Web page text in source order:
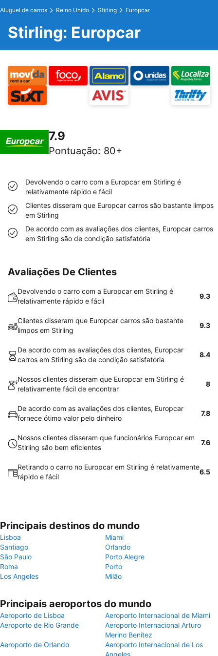
Aluguel de carros Reino Unido Stirling Europcar
Stirling: Europcar
7.9
Pontuação: 80+
Devolvendo o carro com a Europcar em Stirling é
relativamente rápido e fácil
Clientes disseram que Europcar carros são bastante limpos
em Stirling
De acordo com as avaliações dos clientes, Europcar carros
em Stirling são de condição satisfatória
Avaliações De Clientes
Devolvendo o carro com a Europcar em Stirling é
relativamente rápido e fácil
9.3
Clientes disseram que Europcar carros são bastante
limpos em Stirling
9.3
De acordo com as avaliações dos clientes, Europcar
carros em Stirling são de condição satisfatória
8.4
Nossos clientes disseram que Europcar em Stirling é
relativamente fácil de encontrar
8
De acordo com as avaliações dos clientes, Europcar
fornece ótimo valor pelo dinheiro
7.8
Nossos clientes disseram que funcionários Europcar em
Stirling são bem eficientes
7.6
Retirando o carro no Europcar em Stirling é relativamente
rápido e fácil
6.5
Principais destinos do mundo
Lisboa
Miami
Santiago
Orlando
São Paulo
Porto Alegre
Roma
Porto
Los Angeles
Milão
Principais aeroportos do mundo
Aeroporto de Lisboa
Aeroporto Internacional de Miami
Aeroporto de Rio Grande
Aeroporto Internacional Arturo
Merino Benítez
Aeroporto de Orlando
Aeroporto Internacional de Los
Angeles